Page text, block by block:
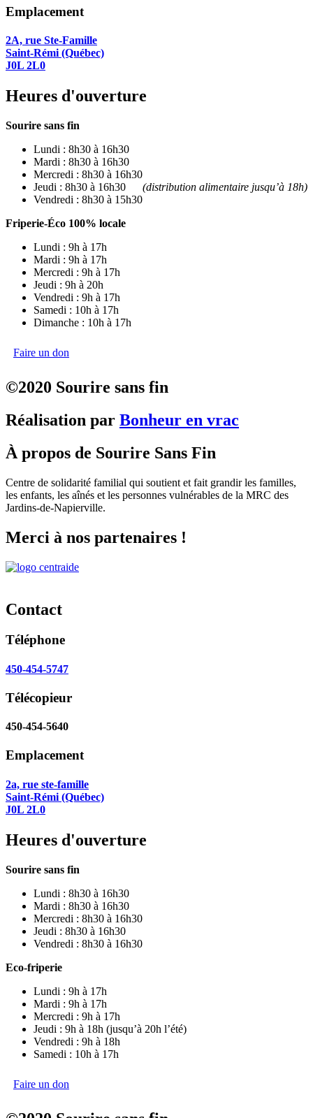
Emplacement
2A, rue Ste-Famille
Saint-Rémi (Québec)
J0L 2L0
Heures d'ouverture
Sourire sans fin
Lundi : 8h30 à 16h30
Mardi : 8h30 à 16h30
Mercredi : 8h30 à 16h30
Jeudi : 8h30 à 16h30 (distribution alimentaire jusqu’à 18h)
Vendredi : 8h30 à 15h30
Friperie-Éco 100% locale
Lundi : 9h à 17h
Mardi : 9h à 17h
Mercredi : 9h à 17h
Jeudi : 9h à 20h
Vendredi : 9h à 17h
Samedi : 10h à 17h
Dimanche : 10h à 17h
Faire un don
©2020 Sourire sans fin
Réalisation par Bonheur en vrac
À propos de Sourire Sans Fin
Centre de solidarité familial qui soutient et fait grandir les familles,
les enfants, les aînés et les personnes vulnérables de la MRC des
Jardins-de-Napierville.
Merci à nos partenaires !
Contact
Téléphone
450-454-5747
Télécopieur
450-454-5640
Emplacement
2a, rue ste-famille
Saint-Rémi (Québec)
J0L 2L0
Heures d'ouverture
Sourire sans fin
Lundi : 8h30 à 16h30
Mardi : 8h30 à 16h30
Mercredi : 8h30 à 16h30
Jeudi : 8h30 à 16h30
Vendredi : 8h30 à 16h30
Eco-friperie
Lundi : 9h à 17h
Mardi : 9h à 17h
Mercredi : 9h à 17h
Jeudi : 9h à 18h (jusqu’à 20h l’été)
Vendredi : 9h à 18h
Samedi : 10h à 17h
Faire un don